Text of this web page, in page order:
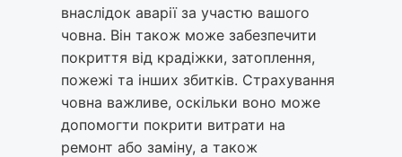
внаслідок аварії за участю вашого
човна. Він також може забезпечити
покриття від крадіжки, затоплення,
пожежі та інших збитків. Страхування
човна важливе, оскільки воно може
допомогти покрити витрати на
ремонт або заміну, а також